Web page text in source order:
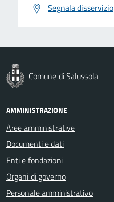
Segnala disservizio
Comune di Salussola
AMMINISTRAZIONE
Aree amministrative
Documenti e dati
Enti e fondazioni
Organi di governo
Personale amministrativo